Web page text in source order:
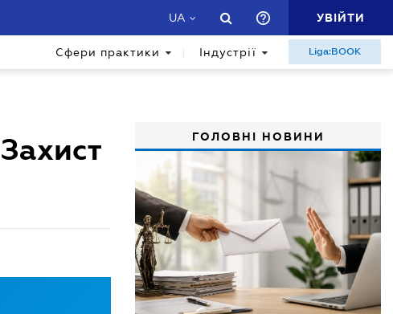
UA УВІЙТИ
Сфери практики Індустрії Liga:BOOK
ГОЛОВНІ НОВИНИ